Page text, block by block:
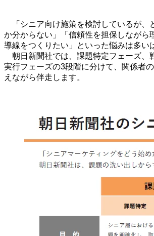
「シニア向け施策を検討しているが、
か分からない」「信頼性を担保しながら
導線をつくりたい」といった悩みは多い
朝日新聞社では、課題特定フェーズ、
実行フェーズの3段階に分けて、関係者
えながら伴走します。